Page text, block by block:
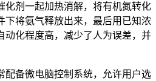
化剂一起加热消解，将有机氮转化
下将氨气释放出来，最后用已知浓
动化程度高，减少了人为误差，并
配备微电脑控制系统，允许用户选